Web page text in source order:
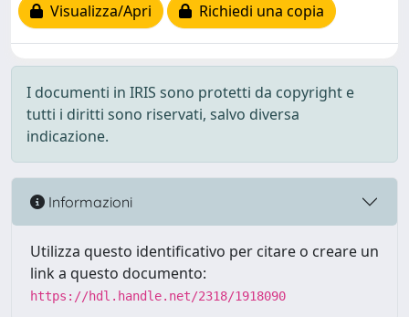
Visualizza/Apri
Richiedi una copia
I documenti in IRIS sono protetti da copyright e
tutti i diritti sono riservati, salvo diversa
indicazione.
Informazioni
Utilizza questo identificativo per citare o creare un
link a questo documento:
https://hdl.handle.net/2318/1918090